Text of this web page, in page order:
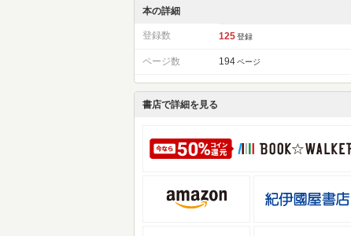
本の詳細
登録数 125 登録
ページ数 194 ページ
書店で詳細を見る